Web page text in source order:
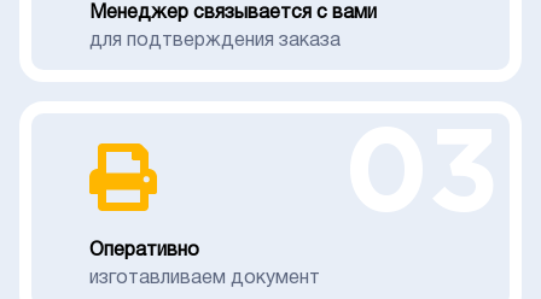
Менеджер связывается с вами
для подтверждения заказа
Оперативно
изготавливаем документ